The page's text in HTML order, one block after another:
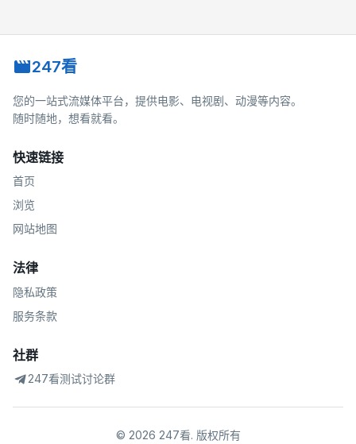
247看
您的一站式流媒体平台，提供电影、电视剧、动漫等内容。
随时随地，想看就看。
快速链接
首页
浏览
网站地图
法律
隐私政策
服务条款
社群
247看测试讨论群
© 2026 247看. 版权所有